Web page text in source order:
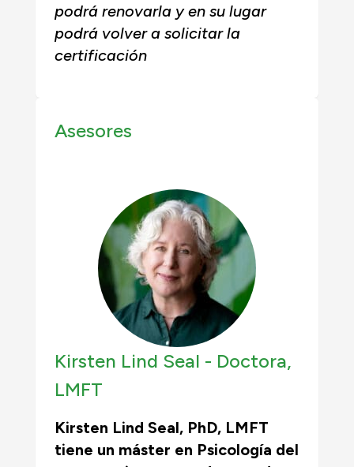
podrá renovarla y en su lugar
podrá volver a solicitar la
certificación
Asesores
Kirsten Lind Seal - Doctora,
LMFT
Kirsten Lind Seal, PhD, LMFT
tiene un máster en Psicología del